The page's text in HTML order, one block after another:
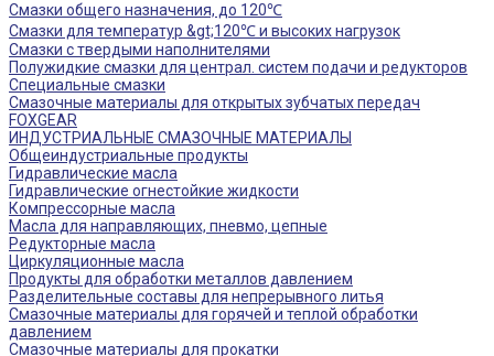
Смазки общего назначения, до 120℃
Смазки для температур &gt;120℃ и высоких нагрузок
Смазки с твердыми наполнителями
Полужидкие смазки для централ. систем подачи и редукторов
Специальные смазки
Смазочные материалы для открытых зубчатых передач
FOXGEAR
ИНДУСТРИАЛЬНЫЕ СМАЗОЧНЫЕ МАТЕРИАЛЫ
Общеиндустриальные продукты
Гидравлические масла
Гидравлические огнестойкие жидкости
Компрессорные масла
Масла для направляющих, пневмо, цепные
Редукторные масла
Циркуляционные масла
Продукты для обработки металлов давлением
Разделительные составы для непрерывного литья
Смазочные материалы для горячей и теплой обработки
давлением
Смазочные материалы для прокатки